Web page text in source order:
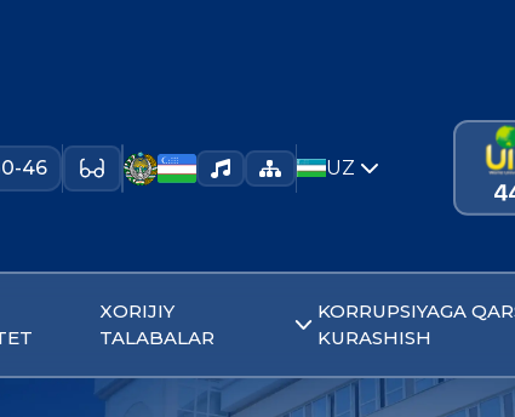
46 UZ
XORIJIY
TALABALAR
KORRUPSIYAGA
KURASHISH